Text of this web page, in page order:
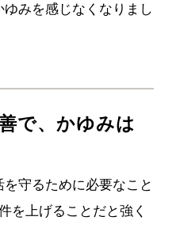
みを感じなくなりまし
で、かゆみは
守るために必要なこと
を上げることだと強く